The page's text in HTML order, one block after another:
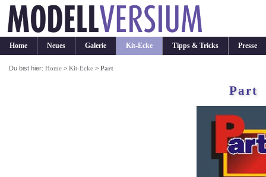
Home Neues Galerie Kit-Ecke Tipps & Tricks Presse
Du bist hier:Home >Kit-Ecke >Part
Part